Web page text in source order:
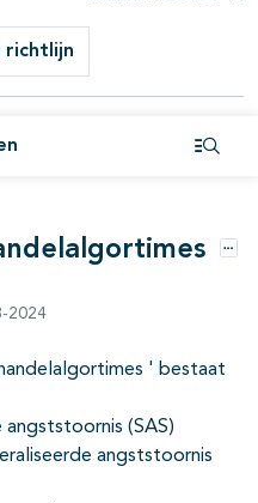
richtlijn
2024
' bestaat
angststoornis (SAS)
angststoornis